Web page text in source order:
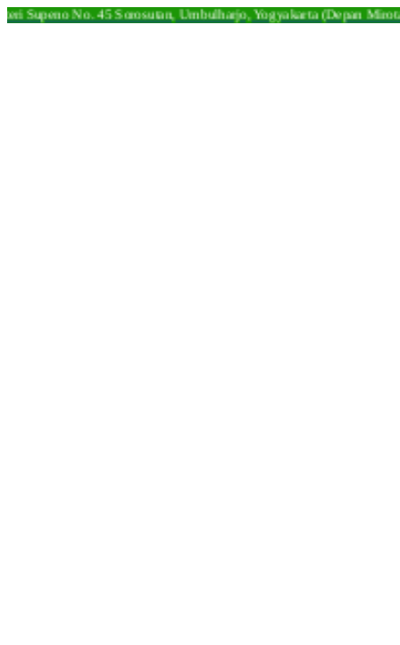
Supeno No. 45 Sorosutan, Umbulharjo, Yogyakarta (Depan